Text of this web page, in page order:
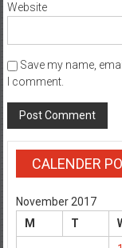
Website
Save my name,
I comment.
CALENDER
November 2017
M
T